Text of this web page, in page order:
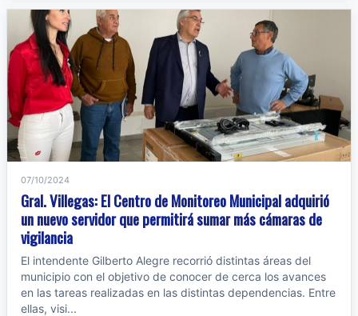
07/10/2024
Gral. Villegas: El Centro de Monitoreo Municipal adquirió
un nuevo servidor que permitirá sumar más cámaras de
vigilancia
El intendente Gilberto Alegre recorrió distintas áreas del
municipio con el objetivo de conocer de cerca los avances
en las tareas realizadas en las distintas dependencias. Entre
ellas, visi...